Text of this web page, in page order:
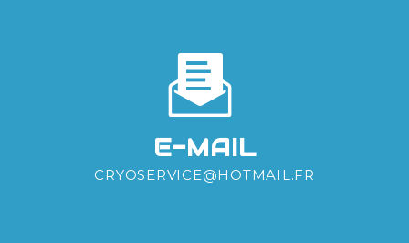
E-MAIL
CRYOSERVICE@HOTMAIL.FR